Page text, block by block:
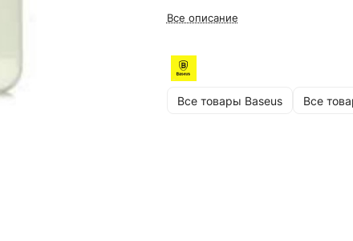
Все описание
Все товары Baseus Все